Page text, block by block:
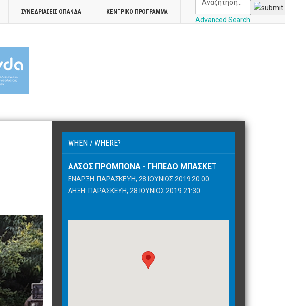
ΣΥΝΕΔΡΙΆΣΕΙΣ ΟΠΑΝΔΑ ΚΕΝΤΡΙΚΌ ΠΡΌΓΡΑΜΜΑ
Advanced Search
WHEN / WHERE?
ΆΛΣΟΣ ΠΡΟΜΠΟΝΆ - ΓΉΠΕΔΟ ΜΠΆΣΚΕΤ
ΈΝΑΡΞΗ: ΠΑΡΑΣΚΕΥΉ, 28 ΙΟΎΝΙΟΣ 2019 20:00
ΛΉΞΗ: ΠΑΡΑΣΚΕΥΉ, 28 ΙΟΎΝΙΟΣ 2019 21:30